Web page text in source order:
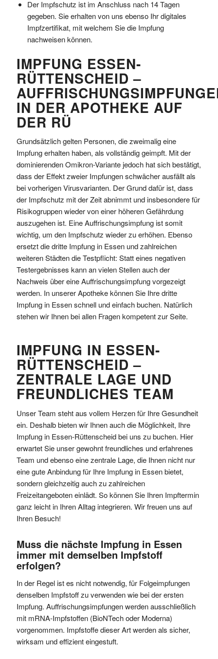
Der Impfschutz ist im Anschluss nach 14 Tagen
gegeben. Sie erhalten von uns ebenso Ihr digitales
Impfzertifikat, mit welchem Sie die Impfung
nachweisen können.
IMPFUNG ESSEN-
RÜTTENSCHEID –
IN DER APOTHEKE AUF
DER RÜ
Grundsätzlich gelten Personen, die zweimalig eine
Impfung erhalten haben, als vollständig geimpft. Mit der
dominierenden Omikron-Variante jedoch hat sich bestätigt,
dass der Effekt zweier Impfungen schwächer ausfällt als
bei vorherigen Virusvarianten. Der Grund dafür ist, dass
der Impfschutz mit der Zeit abnimmt und insbesondere für
Risikogruppen wieder von einer höheren Gefährdung
auszugehen ist. Eine Auffrischungsimpfung ist somit
wichtig, um den Impfschutz wieder zu erhöhen. Ebenso
ersetzt die dritte Impfung in Essen und zahlreichen
weiteren Städten die Testpflicht: Statt eines negativen
Testergebnisses kann an vielen Stellen auch der
Nachweis über eine Auffrischungsimpfung vorgezeigt
werden. In unserer Apotheke können Sie Ihre dritte
Impfung in Essen schnell und einfach buchen. Natürlich
stehen wir Ihnen bei allen Fragen kompetent zur Seite.
IMPFUNG IN ESSEN-
RÜTTENSCHEID –
ZENTRALE LAGE UND
FREUNDLICHES TEAM
Unser Team steht aus vollem Herzen für Ihre Gesundheit
ein. Deshalb bieten wir Ihnen auch die Möglichkeit, Ihre
Impfung in Essen-Rüttenscheid bei uns zu buchen. Hier
erwartet Sie unser gewohnt freundliches und erfahrenes
Team und ebenso eine zentrale Lage, die Ihnen nicht nur
eine gute Anbindung für Ihre Impfung in Essen bietet,
sondern gleichzeitig auch zu zahlreichen
Freizeitangeboten einlädt. So können Sie Ihren Impftermin
ganz leicht in Ihren Alltag integrieren. Wir freuen uns auf
Ihren Besuch!
Muss die nächste Impfung in Essen
immer mit demselben Impfstoff
erfolgen?
In der Regel ist es nicht notwendig, für Folgeimpfungen
denselben Impfstoff zu verwenden wie bei der ersten
Impfung. Auffrischungsimpfungen werden ausschließlich
mit mRNA-Impfstoffen (BioNTech oder Moderna)
vorgenommen. Impfstoffe dieser Art werden als sicher,
wirksam und effizient eingestuft.